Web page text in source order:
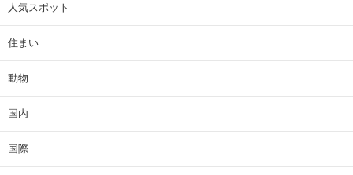
人気スポット
住まい
動物
国内
国際